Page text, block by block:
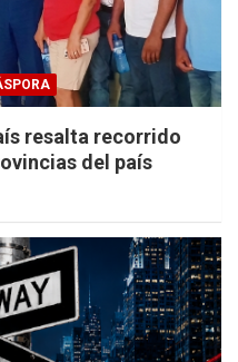
resalta recorrido
del país